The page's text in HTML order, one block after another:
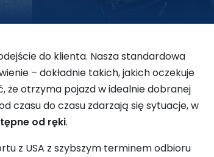
do klienta. Nasza standardowa
– dokładnie takich, jakich oczekuje
że otrzyma pojazd w idealnie dobranej
czasu do czasu zdarzają się sytuacje, w
od ręki.
z USA z szybszym terminem odbioru